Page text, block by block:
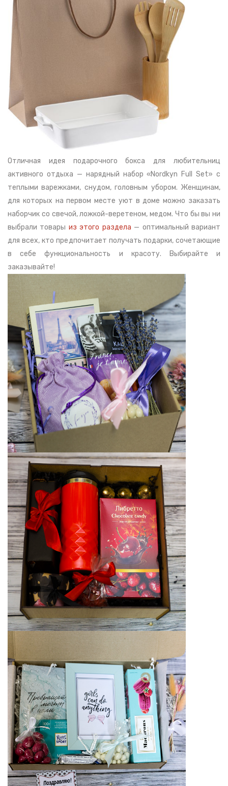
Отличная идея подарочного бокса для любительниц
активного отдыха — нарядный набор «Nordkyn Full Set» с
теплыми варежками, снудом, головным убором. Женщинам,
для которых на первом месте уют в доме можно заказать
наборчик со свечой, ложкой-веретеном, медом. Что бы вы ни
выбрали товары из этого раздела — оптимальный вариант
для всех, кто предпочитает получать подарки, сочетающие
в себе функциональность и красоту. Выбирайте и
заказывайте!